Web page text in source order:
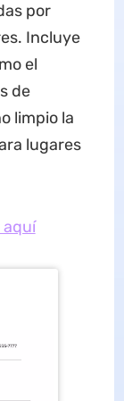
por
Incluye
el
de
limpio la
lugares
aquí